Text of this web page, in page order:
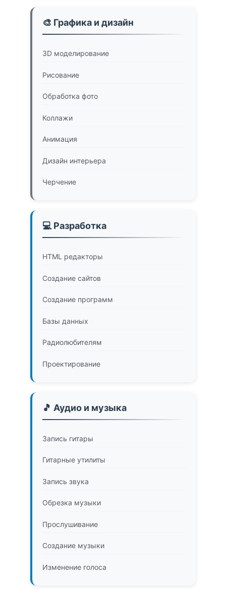
🎨 Графика и дизайн
3D моделирование
Рисование
Обработка фото
Коллажи
Анимация
Дизайн интерьера
Черчение
💻 Разработка
HTML редакторы
Создание сайтов
Создание программ
Базы данных
Радиолюбителям
Проектирование
🎵 Аудио и музыка
Запись гитары
Гитарные утилиты
Запись звука
Обрезка музыки
Прослушивание
Создание музыки
Изменение голоса